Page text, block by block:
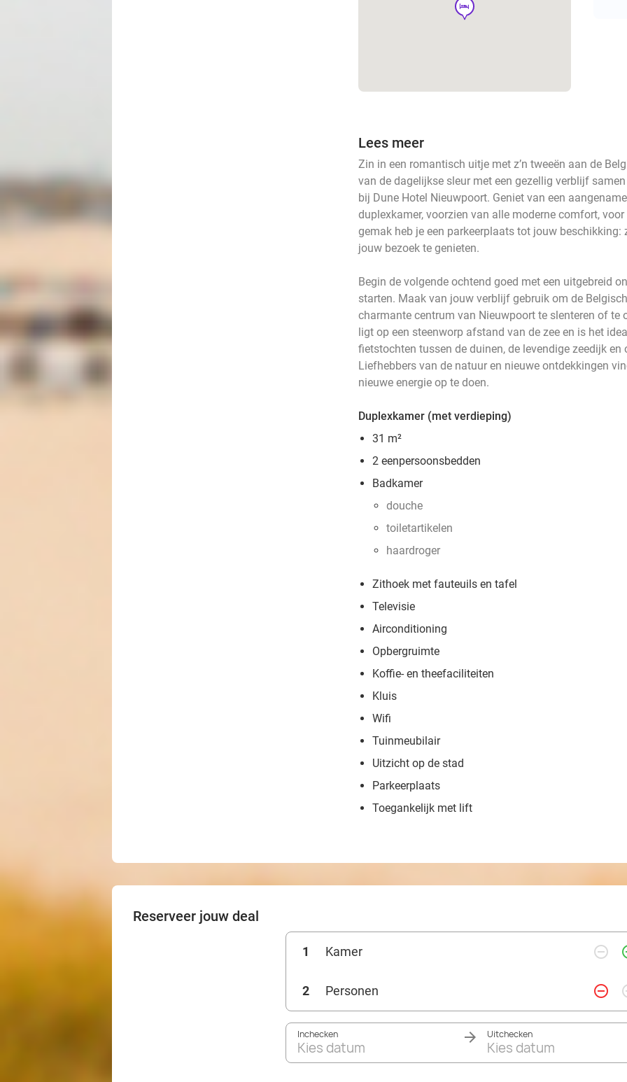
hotel
Lees meer
Zin in een romantisch uitje met z’n tweeën aan de
van de dagelijkse sleur met een gezellig verblijf
bij Dune Hotel Nieuwpoort. Geniet van een
duplexkamer, voorzien van alle moderne comfort,
gemak heb je een parkeerplaats tot jouw
jouw bezoek te genieten.
Begin de volgende ochtend goed met een uitgebreid
starten. Maak van jouw verblijf gebruik om de
charmante centrum van Nieuwpoort te slenteren of te
ligt op een steenworp afstand van de zee en is het
fietstochten tussen de duinen, de levendige zeedijk
Liefhebbers van de natuur en nieuwe ontdekkingen
nieuwe energie op te doen.
Duplexkamer (met verdieping)
31 m²
2 eenpersoonsbedden
Badkamer
douche
toiletartikelen
haardroger
Zithoek met fauteuils en tafel
Televisie
Airconditioning
Opbergruimte
Koffie- en theefaciliteiten
Kluis
Wifi
Tuinmeubilair
Uitzicht op de stad
Parkeerplaats
Toegankelijk met lift
Reserveer jouw deal
1 Kamer remove_circle_outline
2 Personen remove_circle_outline
Inchecken
Kies datum
Uitchecken
Kies datum